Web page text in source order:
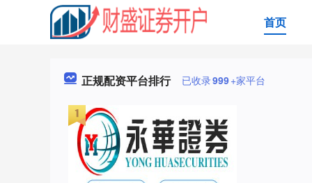
首页
正规配资平台排行 已收录999+家平台